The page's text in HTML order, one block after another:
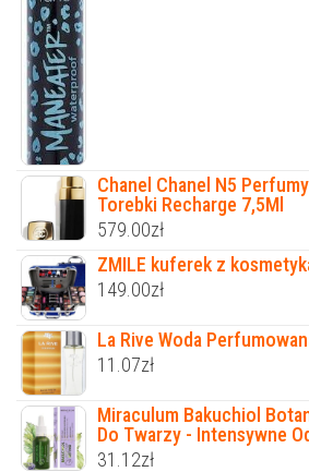
Chanel Chanel N5
Torebki Recharge 7,5Ml
579.00zł
ZMILE kuferek z
149.00zł
La Rive Woda
11.07zł
Miraculum Bakuchiol
Do Twarzy - Intensywne
31.12zł